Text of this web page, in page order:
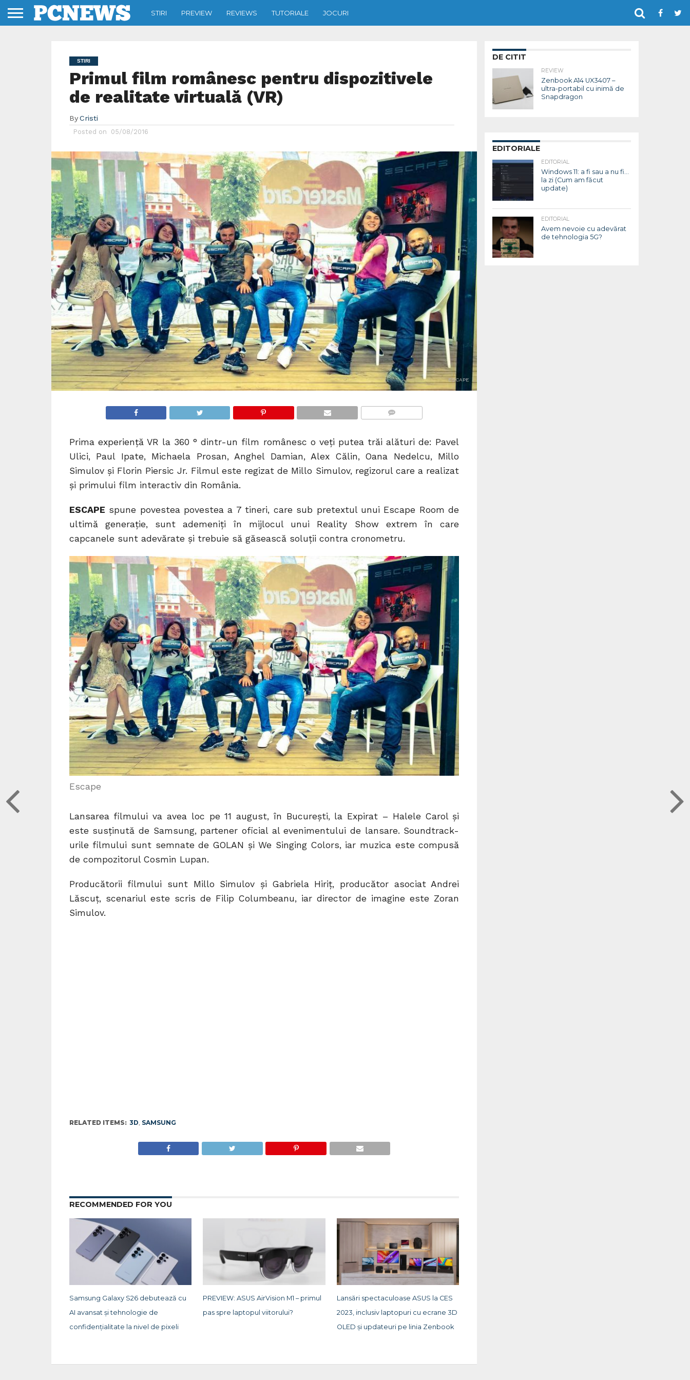
STIRI PREVIEW REVIEWS TUTORIALE JOCURI
STIRI
Primul film românesc pentru dispozitivele
de realitate virtuală (VR)
By Cristi
Posted on 05/08/2016
ESCAPE
Prima experiență VR la 360 ° dintr-un film românesc o veți putea trăi alături de: Pavel
Ulici, Paul Ipate, Michaela Prosan, Anghel Damian, Alex Călin, Oana Nedelcu, Millo
Simulov și Florin Piersic Jr. Filmul este regizat de Millo Simulov, regizorul care a realizat
și primului film interactiv din România.
ESCAPE spune povestea povestea a 7 tineri, care sub pretextul unui Escape Room de
ultimă generație, sunt ademeniți în mijlocul unui Reality Show extrem în care
capcanele sunt adevărate și trebuie să găsească soluții contra cronometru.
Escape
Lansarea filmului va avea loc pe 11 august, în București, la Expirat – Halele Carol și
este susținută de Samsung, partener oficial al evenimentului de lansare. Soundtrack-
urile filmului sunt semnate de GOLAN și We Singing Colors, iar muzica este compusă
de compozitorul Cosmin Lupan.
Producătorii filmului sunt Millo Simulov și Gabriela Hiriț, producător asociat Andrei
Lăscuț, scenariul este scris de Filip Columbeanu, iar director de imagine este Zoran
Simulov.
RELATED ITEMS: 3D SAMSUNG
RECOMMENDED FOR YOU
Samsung Galaxy S26 debutează cu
AI avansat și tehnologie de
confidențialitate la nivel de pixeli
PREVIEW: ASUS AirVision M1 – primul
pas spre laptopul viitorului?
Lansări spectaculoase ASUS la CES
2023, inclusiv laptopuri cu ecrane 3D
OLED și updateuri pe linia Zenbook
DE CITIT
REVIEW
Zenbook A14 UX3407 –
ultra-portabil cu inimă de
Snapdragon
EDITORIALE
EDITORIAL
Windows 11: a fi sau a nu fi…
la zi (Cum am făcut
update)
EDITORIAL
Avem nevoie cu adevărat
de tehnologia 5G?